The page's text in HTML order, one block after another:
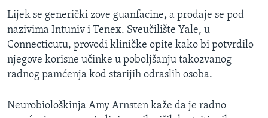
Lijek se generički zove guanfacine, a prodaje se pod
nazivima Intuniv i Tenex. Sveučilište Yale, u
Connecticutu, provodi kliničke opite kako bi potvrdilo
njegove korisne učinke u poboljšanju takozvanog
radnog pamćenja kod starijih odraslih osoba.
Neurobiološkinja Amy Arnsten kaže da je radno